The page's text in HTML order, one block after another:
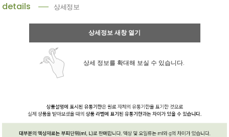
details 상세정보
상세정보 새창 열기
상세 정보를 확대해 보실 수 있습니다.